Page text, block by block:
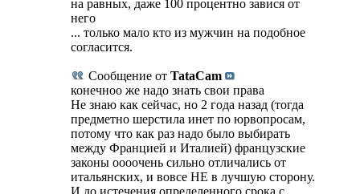
на равных, даже 100 процентно завися от
него
... только мало кто из мужчин на подобное
согласится.
Сообщение от TataCam
конечноо же надо знать свои права
Не знаю как сейчас, но 2 года назад (тогда
предметно шерстила инет по юрвопросам,
потому что как раз надо было выбирать
между Францией и Италией) французские
законы оооочень сильно отличались от
итальянских, и вовсе НЕ в лучшую сторону.
И до истечения определенного срока с